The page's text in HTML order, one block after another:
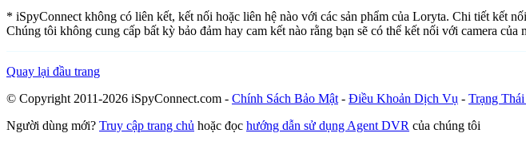
* iSpyConnect không có liên kết, kết nối hoặc liên hệ nào với các sản phẩm của Loryta. Chi tiết kết
Chúng tôi không cung cấp bất kỳ bảo đảm hay cam kết nào rằng bạn sẽ có thể kết nối với camera của
Quay lại đầu trang
© Copyright 2011-2026 iSpyConnect.com - Chính Sách Bảo Mật - Điều Khoản Dịch Vụ - Trạng
Người dùng mới? Truy cập trang chủ hoặc đọc hướng dẫn sử dụng Agent DVR của chúng tôi